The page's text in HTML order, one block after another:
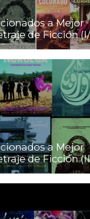
a Mejor
de Ficción
a Mejor
de Ficción